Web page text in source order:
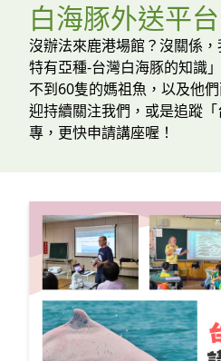
YouTube
白海豚外送平台
沒辦法來鹿港場館？沒關係
特有亞種-台灣白海豚的知識
不到60隻的媽祖魚，以及他
迎持續關注我們，或是追蹤
專，更快申請講座喔！